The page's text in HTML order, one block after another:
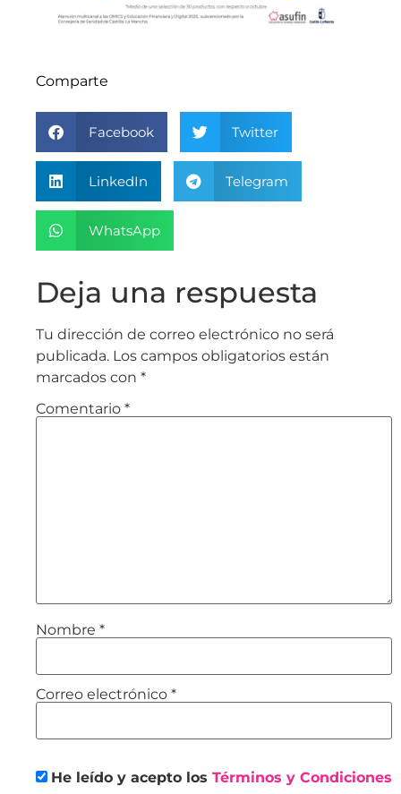
Comparte
Facebook Twitter
LinkedIn Telegram
WhatsApp
Deja una respuesta
Tu dirección de correo electrónico no será
publicada. Los campos obligatorios están
marcados con *
Comentario *
Nombre *
Correo electrónico *
He leído y acepto los Términos y Condiciones